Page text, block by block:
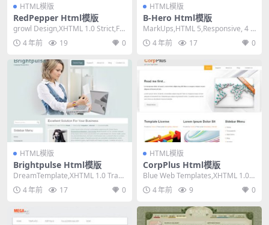
HTML模版
RedPepper Html模版
growl Design,XHTML 1.0 Strict,Fix
ed Widt...
4 年前 19 0
HTML模版
B-Hero Html模版
MarkUps,HTML 5,Responsive, 4 C
olumns,Mix...
4 年前 17 0
HTML模版
Brightpulse Html模版
DreamTemplate,XHTML 1.0 Trans
itional,Fix...
4 年前 17 0
HTML模版
CorpPlus Html模版
Blue Web Templates,XHTML 1.0 T
ransitiona...
4 年前 9 0